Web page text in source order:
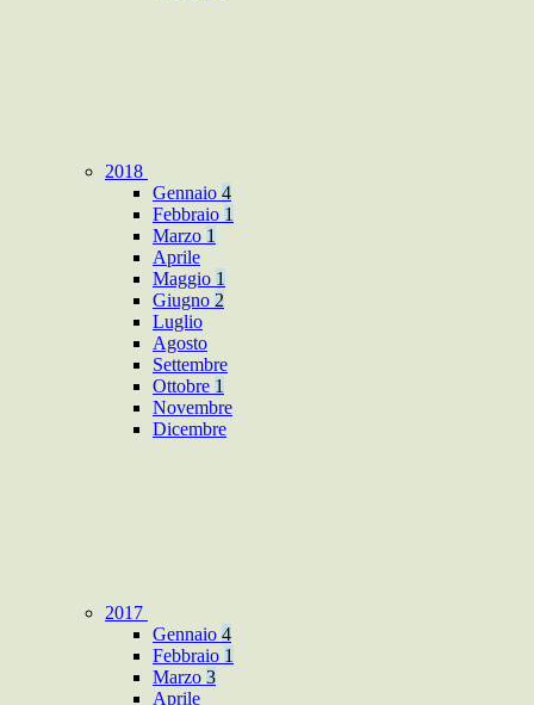
2018
Gennaio 4
Febbraio 1
Marzo 1
Aprile
Maggio 1
Giugno 2
Luglio
Agosto
Settembre
Ottobre 1
Novembre
Dicembre
2017
Gennaio 4
Febbraio 1
Marzo 3
Aprile